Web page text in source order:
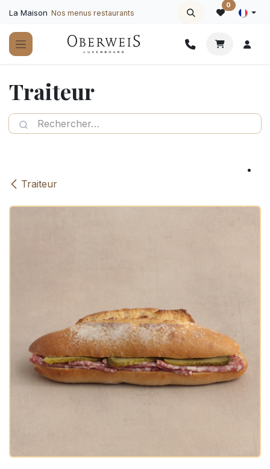
La Maison Nos menus restaurants
0
Traiteur
Traiteur